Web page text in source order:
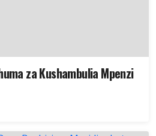
za Kushambulia Mpenzi